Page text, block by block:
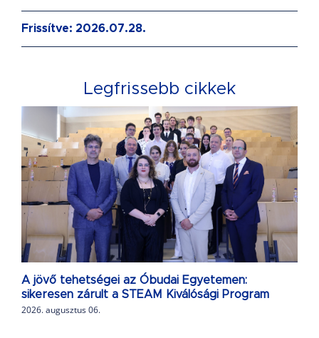
Frissítve: 2026.07.28.
Legfrissebb cikkek
A jövő tehetségei az Óbudai Egyetemen:
sikeresen zárult a STEAM Kiválósági Program
2026. augusztus 06.